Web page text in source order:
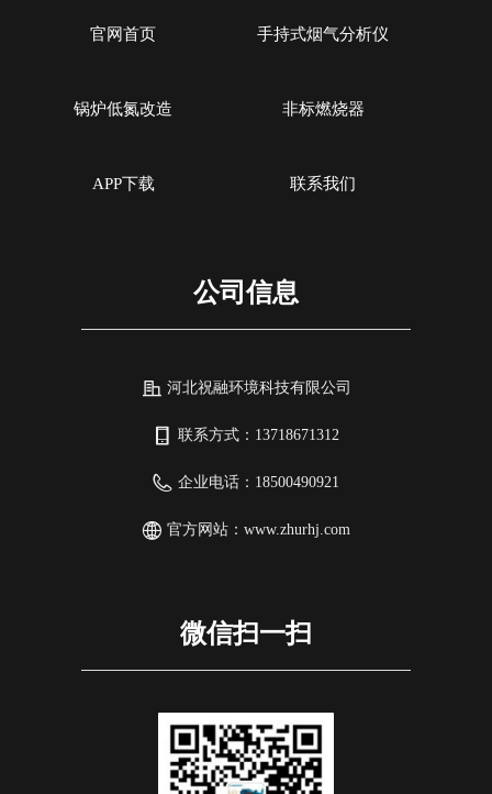
官网首页 手持式烟气分析仪
APP下载
非标燃烧器
锅炉低氮改造
联系我们
河北祝融环境科技有限公司
联系方式： 13718671312
企业电话： 18500490921
官方网站： www.zhurhj.com
公司信息
微信扫一扫